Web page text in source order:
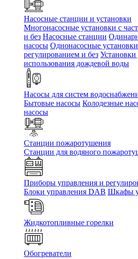
Насосные станции и установки
Многонасосные установки с
и без Насосные станции
насосы Однонасосные
регулированием и без Установки
использования дождевой воды
Насосы для систем
Бытовые насосы Колодезные
насосы
Станции пожаротушения
Станции для водяного
Приборы управления и
Блоки управления DAB Шкафы
Жидкотопливные горелки
Обогреватели